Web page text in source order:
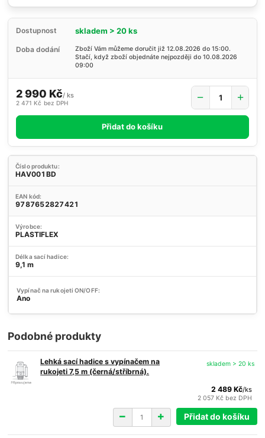
Dostupnost skladem > 20 ks
Doba dodání
Zboží Vám můžeme doručit již 12.08.2026 do 15:00.
Stačí, když zboží objednáte nejpozději do 10.08.2026
09:00
2 990 Kč/ ks
2 471 Kč bez DPH
Přidat do košíku
Číslo produktu:
HAV001BD
EAN kód:
9787652827421
Výrobce:
PLASTIFLEX
Délka sací hadice:
9,1 m
Vypínač na rukojeti ON/OFF:
Ano
Podobné produkty
Lehká sací hadice s vypínačem na
rukojeti 7,5 m (černá/stříbrná).
2 489 Kč/ks
2 057 Kč bez DPH
skladem > 20 ks
Přidat do košíku